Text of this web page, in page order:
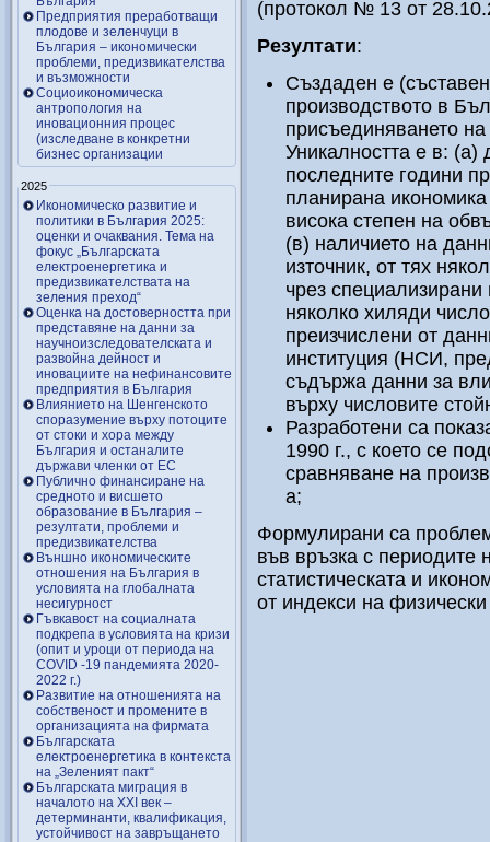
Предприятия преработващи
плодове и зеленчуци в
България – икономически
проблеми, предизвикателства
и възможности
Социоикономическа
антропология на
иновационния процес
(изследване в конкретни
бизнес организации
2025
Икономическо развитие и
политики в България 2025:
оценки и очаквания. Тема на
фокус „Българската
електроенергетика и
предизвикателствата на
зеления преход“
Оценка на достоверността при
представяне на данни за
научноизследователската и
развойна дейност и
иновациите на нефинансовите
предприятия в България
Влиянието на Шенгенското
споразумение върху потоците
от стоки и хора между
България и останалите
държави членки от ЕС
Публично финансиране на
средното и висшето
образование в България –
резултати, проблеми и
предизвикателства
Външно икономическите
отношения на България в
условията на глобалната
несигурност
Гъвкавост на социалната
подкрепа в условията на кризи
(опит и уроци от периода на
COVID -19 пандемията 2020-
2022 г.)
Развитие на отношенията на
собственост и промените в
организацията на фирмата
Българската
електроенергетика в контекста
на „Зеленият пакт“
Българската миграция в
началото на ХХІ век –
детерминанти, квалификация,
устойчивост на завръщането
(протокол № 13 от
Резултати:
Създаден е
производството в
присъединяването
Уникалността е в: (а)
последните години
планирана
висока степен на
(в) наличието на
източник, от тях
чрез специализирани
няколко хиляди
преизчислени от
институция (НСИ,
съдържа данни за
върху числовите
Разработени са
1990 г., с което се
сравняване на
а;
Формулирани са
във връзка с периодите
статистическата и
от индекси на